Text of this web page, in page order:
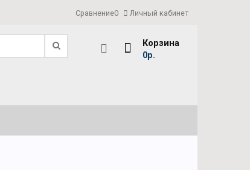
Сравнение0 Личный кабинет
Корзина
0р.